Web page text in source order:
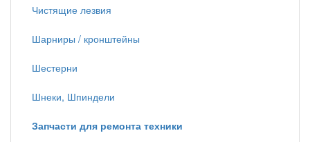
Чистящие лезвия
Шарниры / кронштейны
Шестерни
Шнеки, Шпиндели
Запчасти для ремонта техники